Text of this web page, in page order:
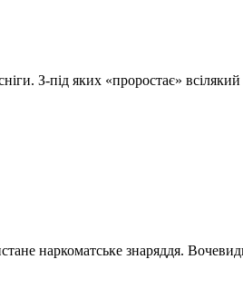
З-під яких «проростає» всілякий
наркоматське знаряддя.